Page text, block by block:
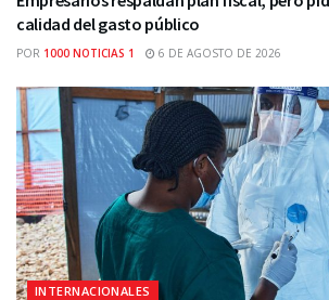
calidad del gasto público
POR 1000 NOTICIAS 1 6 DE AGOSTO DE 2026
INTERNACIONALES